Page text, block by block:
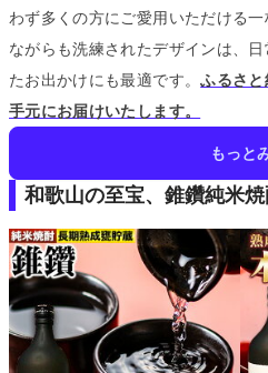
わず多くの方にご愛用いただける一
ながらも洗練されたデザインは、
たお出かけにも最適です。ふるさ
手元にお届けいたします。
もっと
和歌山の至宝、錐鑽純米